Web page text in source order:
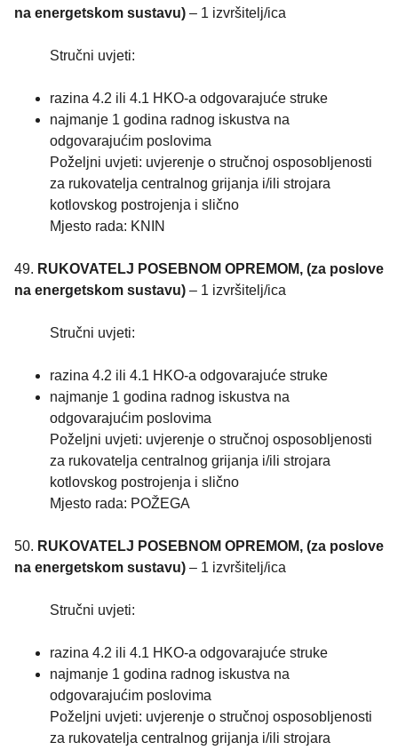
na energetskom sustavu) – 1 izvršitelj/ica
Stručni uvjeti:
razina 4.2 ili 4.1 HKO-a odgovarajuće struke
najmanje 1 godina radnog iskustva na
odgovarajućim poslovima
Poželjni uvjeti: uvjerenje o stručnoj osposobljenosti
za rukovatelja centralnog grijanja i/ili strojara
kotlovskog postrojenja i slično
Mjesto rada: KNIN
49. RUKOVATELJ POSEBNOM OPREMOM, (za poslove
na energetskom sustavu) – 1 izvršitelj/ica
Stručni uvjeti:
razina 4.2 ili 4.1 HKO-a odgovarajuće struke
najmanje 1 godina radnog iskustva na
odgovarajućim poslovima
Poželjni uvjeti: uvjerenje o stručnoj osposobljenosti
za rukovatelja centralnog grijanja i/ili strojara
kotlovskog postrojenja i slično
Mjesto rada: POŽEGA
50. RUKOVATELJ POSEBNOM OPREMOM, (za poslove
na energetskom sustavu) – 1 izvršitelj/ica
Stručni uvjeti:
razina 4.2 ili 4.1 HKO-a odgovarajuće struke
najmanje 1 godina radnog iskustva na
odgovarajućim poslovima
Poželjni uvjeti: uvjerenje o stručnoj osposobljenosti
za rukovatelja centralnog grijanja i/ili strojara